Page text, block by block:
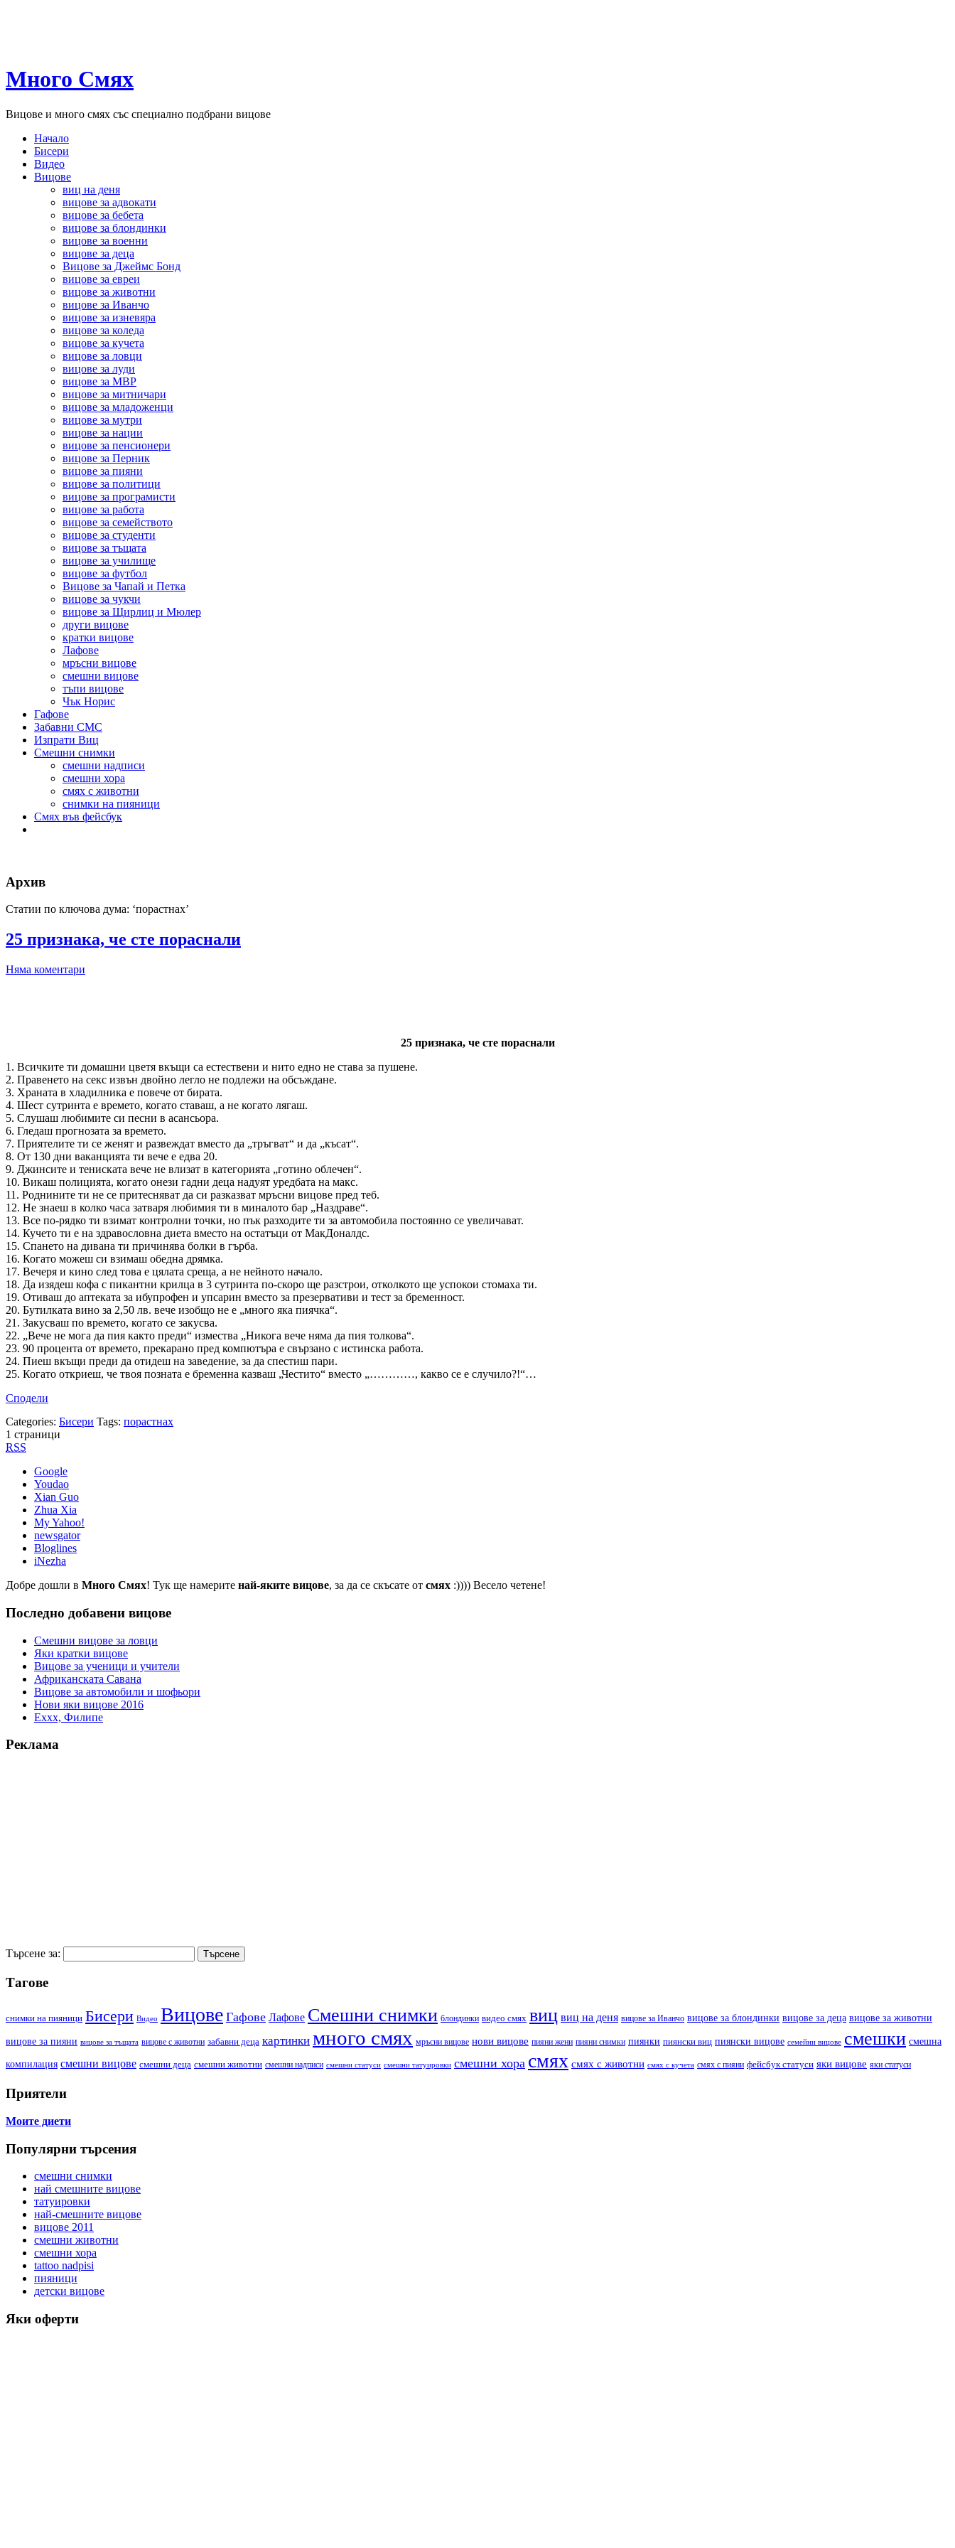
Много Смях
Вицове и много смях със специално подбрани вицове
Начало
Бисери
Видео
Вицове
виц на деня
вицове за адвокати
вицове за бебета
вицове за блондинки
вицове за военни
вицове за деца
Вицове за Джеймс Бонд
вицове за евреи
вицове за животни
вицове за Иванчо
вицове за изневяра
вицове за коледа
вицове за кучета
вицове за ловци
вицове за луди
вицове за МВР
вицове за митничари
вицове за младоженци
вицове за мутри
вицове за нации
вицове за пенсионери
вицове за Перник
вицове за пияни
вицове за политици
вицове за програмисти
вицове за работа
вицове за семейството
вицове за студенти
вицове за тъщата
вицове за училище
вицове за футбол
Вицове за Чапай и Петка
вицове за чукчи
вицове за Щирлиц и Мюлер
други вицове
кратки вицове
Лафове
мръсни вицове
смешни вицове
тъпи вицове
Чък Норис
Гафове
Забавни СМС
Изпрати Виц
Смешни снимки
смешни надписи
смешни хора
смях с животни
снимки на пияници
Смях във фейсбук
Архив
Статии по ключова дума: ‘порастнах’
25 признака, че сте пораснали
Няма коментари
25 признака, че сте пораснали
1. Всичките ти домашни цветя вкъщи са естествени и нито едно не става за пушене.
2. Правенето на секс извън двойно легло не подлежи на обсъждане.
3. Храната в хладилника е повече от бирата.
4. Шест сутринта е времето, когато ставаш, а не когато лягаш.
5. Слушаш любимите си песни в асансьора.
6. Гледаш прогнозата за времето.
7. Приятелите ти се женят и развеждат вместо да „тръгват“ и да „късат“.
8. От 130 дни ваканцията ти вече е едва 20.
9. Джинсите и тениската вече не влизат в категорията „готино облечен“.
10. Викаш полицията, когато онези гадни деца надуят уредбата на макс.
11. Роднините ти не се притесняват да си разказват мръсни вицове пред теб.
12. Не знаеш в колко часа затваря любимия ти в миналото бар „Наздраве“.
13. Все по-рядко ти взимат контролни точки, но пък разходите ти за автомобила постоянно се увеличават.
14. Кучето ти е на здравословна диета вместо на остатъци от МакДоналдс.
15. Спането на дивана ти причинява болки в гърба.
16. Когато можеш си взимаш обедна дрямка.
17. Вечеря и кино след това е цялата среща, а не нейното начало.
18. Да изядеш кофа с пикантни крилца в 3 сутринта по-скоро ще разстрои, отколкото ще успокои стомаха ти.
19. Отиваш до аптеката за ибупрофен и упсарин вместо за презервативи и тест за бременност.
20. Бутилката вино за 2,50 лв. вече изобщо не е „много яка пиячка“.
21. Закусваш по времето, когато се закусва.
22. „Вече не мога да пия както преди“ измества „Никога вече няма да пия толкова“.
23. 90 процента от времето, прекарано пред компютъра е свързано с истинска работа.
24. Пиеш вкъщи преди да отидеш на заведение, за да спестиш пари.
25. Когато откриеш, че твоя позната е бременна казваш „Честито“ вместо „…………, какво се е случило?!“…
Сподели
Categories: Бисери Tags: порастнах
1 страници
RSS
Google
Youdao
Xian Guo
Zhua Xia
My Yahoo!
newsgator
Bloglines
iNezha
Добре дошли в Много Смях! Тук ще намерите най-яките вицове, за да се скъсате от смях :)))) Весело четене!
Последно добавени вицове
Смешни вицове за ловци
Яки кратки вицове
Вицове за ученици и учители
Африканската Савана
Вицове за автомобили и шофьори
Нови яки вицове 2016
Еххх, Филипе
Реклама
Търсене за:
Тагове
cнимки на пияници Бисери Видео Вицове Гафове Лафове Смешни снимки блондинки видео смях виц виц на деня вицове за Иванчо вицове за блондинки вицове за деца вицове за животни
вицове за пияни вицове за тъщата вицове с животни забавни деца картинки много смях мръсни вицове нови вицове пияни жени пияни снимки пиянки пиянски виц пиянски вицове семейни вицове смешки смешна
компилация смешни вицове смешни деца смешни животни смешни надписи смешни статуси смешни татуировки смешни хора смях смях с животни смях с кучета смях с пияни фейсбук статуси яки вицове яки статуси
Приятели
Моите диети
Популярни търсения
смешни снимки
най смешните вицове
татуировки
най-смешните вицове
вицове 2011
смешни животни
смешни хора
tattoo nadpisi
пияници
детски вицове
Яки оферти